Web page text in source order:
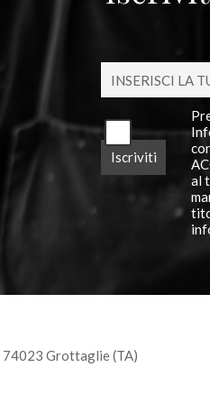
al
74023 Grottaglie (TA)